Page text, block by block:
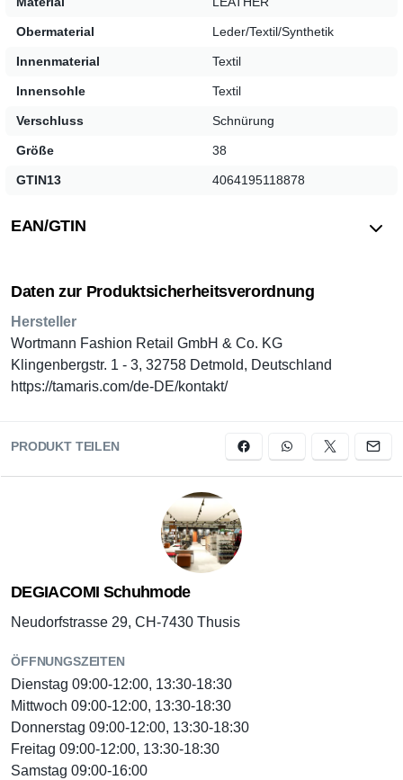
Obermaterial Leder/Textil/Synthetik
Innenmaterial Textil
Innensohle Textil
Verschluss Schnürung
Größe 38
GTIN13 4064195118878
EAN/GTIN
Daten zur Produktsicherheitsverordnung
Hersteller
Wortmann Fashion Retail GmbH & Co. KG
Klingenbergstr. 1 - 3, 32758 Detmold, Deutschland
https://tamaris.com/de-DE/kontakt/
PRODUKT TEILEN
DEGIACOMI Schuhmode
Neudorfstrasse 29, CH-7430 Thusis
ÖFFNUNGSZEITEN
Dienstag 09:00-12:00, 13:30-18:30
Mittwoch 09:00-12:00, 13:30-18:30
Donnerstag 09:00-12:00, 13:30-18:30
Freitag 09:00-12:00, 13:30-18:30
Samstag 09:00-16:00